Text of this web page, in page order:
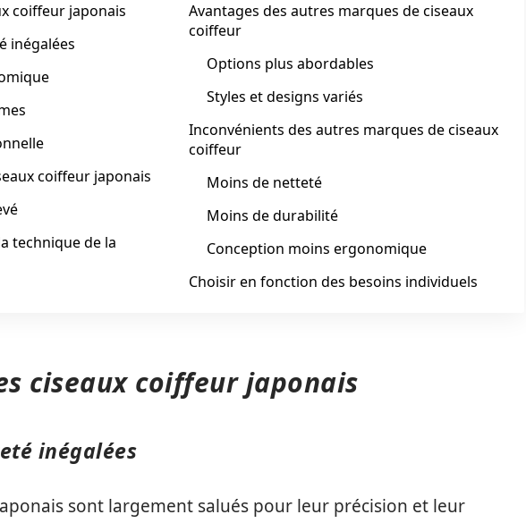
coiffeur japonais
inégalées
coiffeur japonais
technique de la
Avantages des autres marques de ciseaux
coiffeur
Options plus abordables
Styles et designs variés
Inconvénients des autres marques de ciseaux
coiffeur
Moins de netteté
Moins de durabilité
Conception moins ergonomique
Choisir en fonction des besoins individuels
ciseaux coiffeur japonais
inégalées
sont largement salués pour leur précision et leur